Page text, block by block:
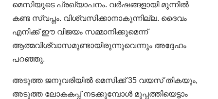
മെസിയുടെ പ്രഖ്യാപനം. വര്‍ഷങ്ങളായി മുന്നില്‍
കണ്ട സ്വപ്നം. വിശ്വസിക്കാനാകുന്നില്ല. ദൈവം
എനിക്ക് ഈ വിജയം സമ്മാനിക്കുമെന്ന്
ആത്മവിശ്വാസമുണ്ടായിരുന്നുവെന്നും അദ്ദേഹം
പറഞ്ഞു.
അടുത്ത ജനുവരിയില്‍ മെസിക്ക് 35 വയസ് തികയും,
അടുത്ത ലോകകപ്പ് നടക്കുമ്പോള്‍ മുപ്പത്തിയെട്ടാം